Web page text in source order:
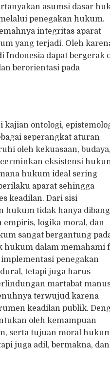
asumsi dasar
penegakan hukum.
integritas aparat
yang terjadi. Oleh
dapat bergerak
berorientasi pada
ontologi,
seperangkat aturan
oleh kekuasaan, budaya,
eksistensi
hukum ideal sering
aparat sehingga
keadilan. Dari sisi
hukum tidak hanya
logika moral, dan
sangat bergantung
hukum dalam memahami
penegakan
tetapi juga harus
martabat
terwujud karena
keadilan publik.
oleh kemampuan
serta tujuan moral
juga adil, bermakna, dan